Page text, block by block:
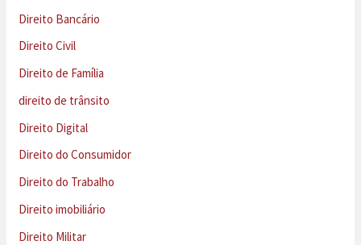
Direito Bancário
Direito Civil
Direito de Família
direito de trânsito
Direito Digital
Direito do Consumidor
Direito do Trabalho
Direito imobiliário
Direito Militar